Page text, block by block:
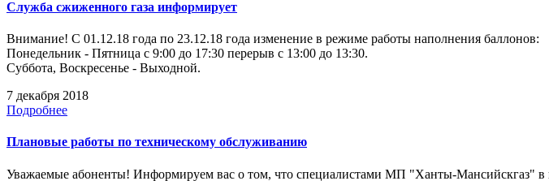
Служба сжиженного газа информирует
Внимание! С 01.12.18 года по 23.12.18 года изменение в режиме работы наполнения баллонов:
Понедельник - Пятница с 9:00 до 17:30 перерыв с 13:00 до 13:30.
Суббота, Воскресенье - Выходной.
7 декабря 2018
Подробнее
Плановые работы по техническому обслуживанию
Уважаемые абоненты! Информируем вас о том, что специалистами МП "Ханты-Мансийскгаз" в